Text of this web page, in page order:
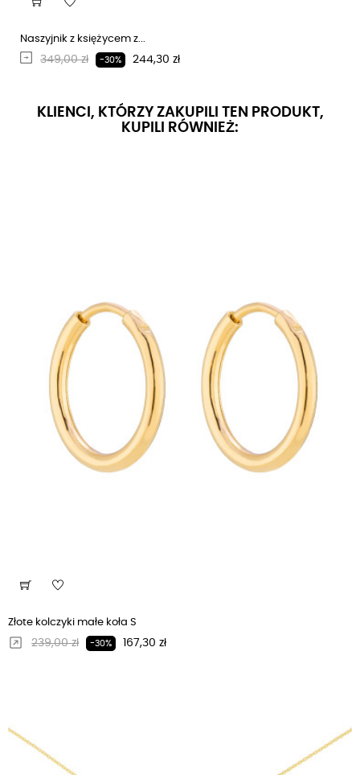
Naszyjnik z księżycem z...
Regularna cena
349,00 zł -30% Cena
244,30 zł
KLIENCI, KTÓRZY ZAKUPILI TEN PRODUKT,
KUPILI RÓWNIEŻ:
Złote kolczyki małe koła S
Regularna cena
239,00 zł -30% Cena
167,30 zł